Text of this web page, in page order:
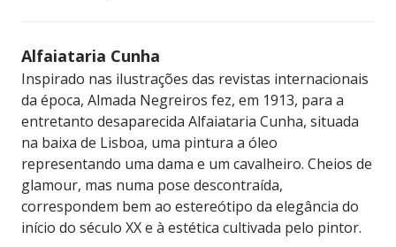
Alfaiataria Cunha
Inspirado nas ilustrações das revistas internacionais
da época, Almada Negreiros fez, em 1913, para a
entretanto desaparecida Alfaiataria Cunha, situada
na baixa de Lisboa, uma pintura a óleo
representando uma dama e um cavalheiro. Cheios de
glamour, mas numa pose descontraída,
correspondem bem ao estereótipo da elegância do
início do século XX e à estética cultivada pelo pintor.